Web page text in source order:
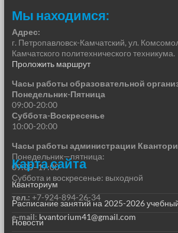
Мы находимся:
Адрес:
г. Петропавловск-Камчатский, ул.
Камчатского политехнического техникума.
Проложить маршрут
Часы работы образовательной
Понедельник-Пятница
09:00-20:00
Суббота-Воскресенье
10:00-20:00
Часы работы администрации
Понедельник—пятница:
09:00–17:00
Суббота и воскресенье: выходной
тел.: +7-924-894-26-34
e-mail: kvantorium41@gmail.com
Карта сайта
Кванториум
Расписание занятий на 2025-2026
Новости